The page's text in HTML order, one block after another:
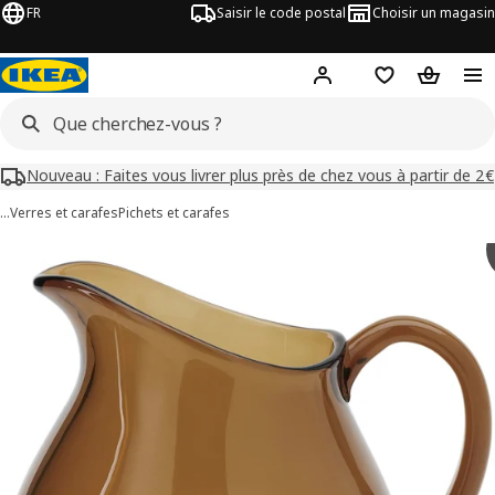
FR Saisir le code postal Choisir un magasin
Mon compteFavorisPanier
Nouveau : Faites vous livrer plus près de chez vous à partir de 2€
…Verres et carafesPichets et carafes
de OMMJÄNGE
images